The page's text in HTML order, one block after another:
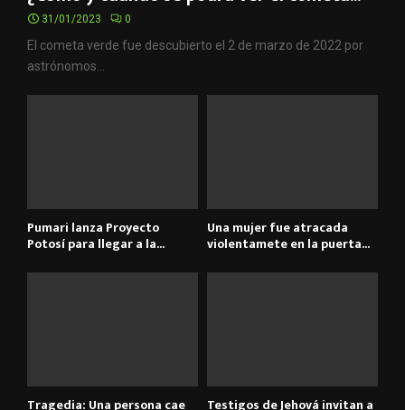
31/01/2023 0
El cometa verde fue descubierto el 2 de marzo de 2022 por
astrónomos...
Pumari lanza Proyecto
Potosí para llegar a la...
Una mujer fue atracada
violentamete en la puerta...
Tragedia: Una persona cae Testigos de Jehová invitan a